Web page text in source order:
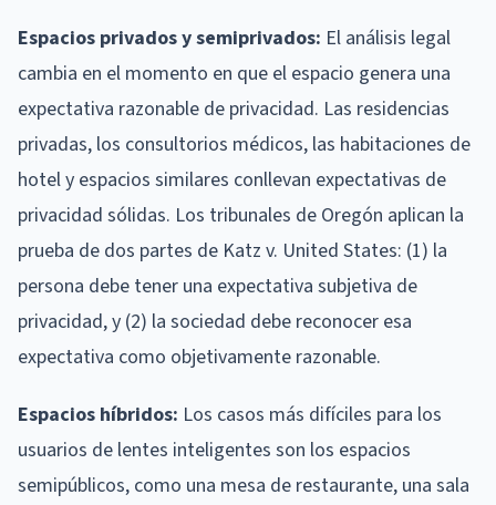
Espacios privados y semiprivados: El análisis legal
cambia en el momento en que el espacio genera una
expectativa razonable de privacidad. Las residencias
privadas, los consultorios médicos, las habitaciones de
hotel y espacios similares conllevan expectativas de
privacidad sólidas. Los tribunales de Oregón aplican la
prueba de dos partes de Katz v. United States: (1) la
persona debe tener una expectativa subjetiva de
privacidad, y (2) la sociedad debe reconocer esa
expectativa como objetivamente razonable.
Espacios híbridos: Los casos más difíciles para los
usuarios de lentes inteligentes son los espacios
semipúblicos, como una mesa de restaurante, una sala